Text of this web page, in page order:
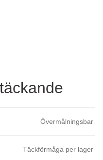
Övermålningsbar
Täckförmåga per lager